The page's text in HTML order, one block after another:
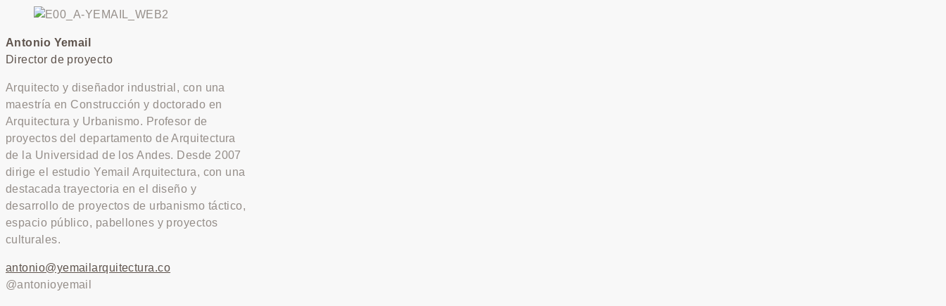
Antonio Yemail
Director de proyecto
Arquitecto y diseñador industrial, con una
maestría en Construcción y doctorado en
Arquitectura y Urbanismo. Profesor de
proyectos del departamento de Arquitectura
de la Universidad de los Andes. Desde 2007
dirige el estudio Yemail Arquitectura, con una
destacada trayectoria en el diseño y
desarrollo de proyectos de urbanismo táctico,
espacio público, pabellones y proyectos
culturales.
antonio@yemailarquitectura.co
@antonioyemail